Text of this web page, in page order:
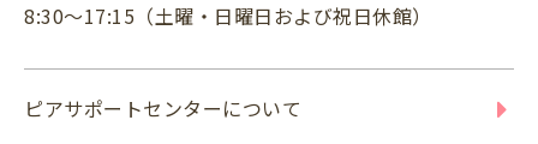
8:30～17:15（土曜・日曜日および祝日休館）
ピアサポートセンターについて